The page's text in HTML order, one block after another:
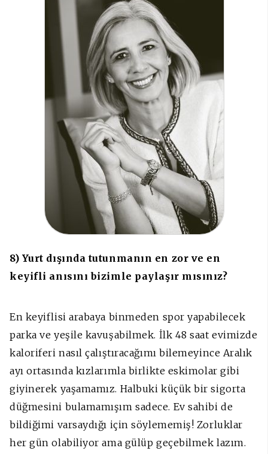
8) Yurt dışında tutunmanın en zor ve en
keyifli anısını bizimle paylaşır mısınız?
En keyiflisi arabaya binmeden spor yapabilecek
parka ve yeşile kavuşabilmek. İlk 48 saat evimizde
kaloriferi nasıl çalıştıracağımı bilemeyince Aralık
ayı ortasında kızlarımla birlikte eskimolar gibi
giyinerek yaşamamız. Halbuki küçük bir sigorta
düğmesini bulamamışım sadece. Ev sahibi de
bildiğimi varsaydığı için söylememiş! Zorluklar
her gün olabiliyor ama gülüp geçebilmek lazım.